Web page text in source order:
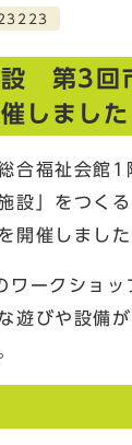
設 第3回
しました
合福祉会館1
設」をつく
開催しました
ークショッ
遊びや設備